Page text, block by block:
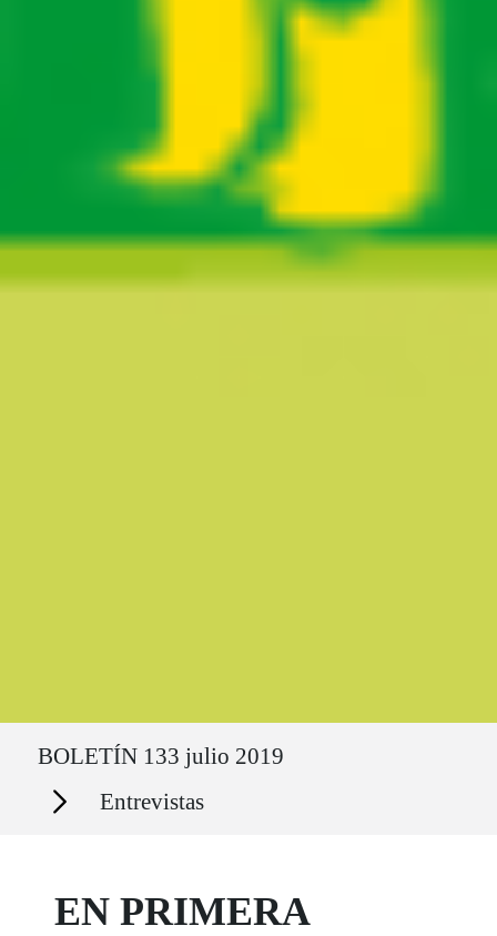
BOLETÍN 133 julio 2019
Secciones Entrevistas
EN PRIMERA